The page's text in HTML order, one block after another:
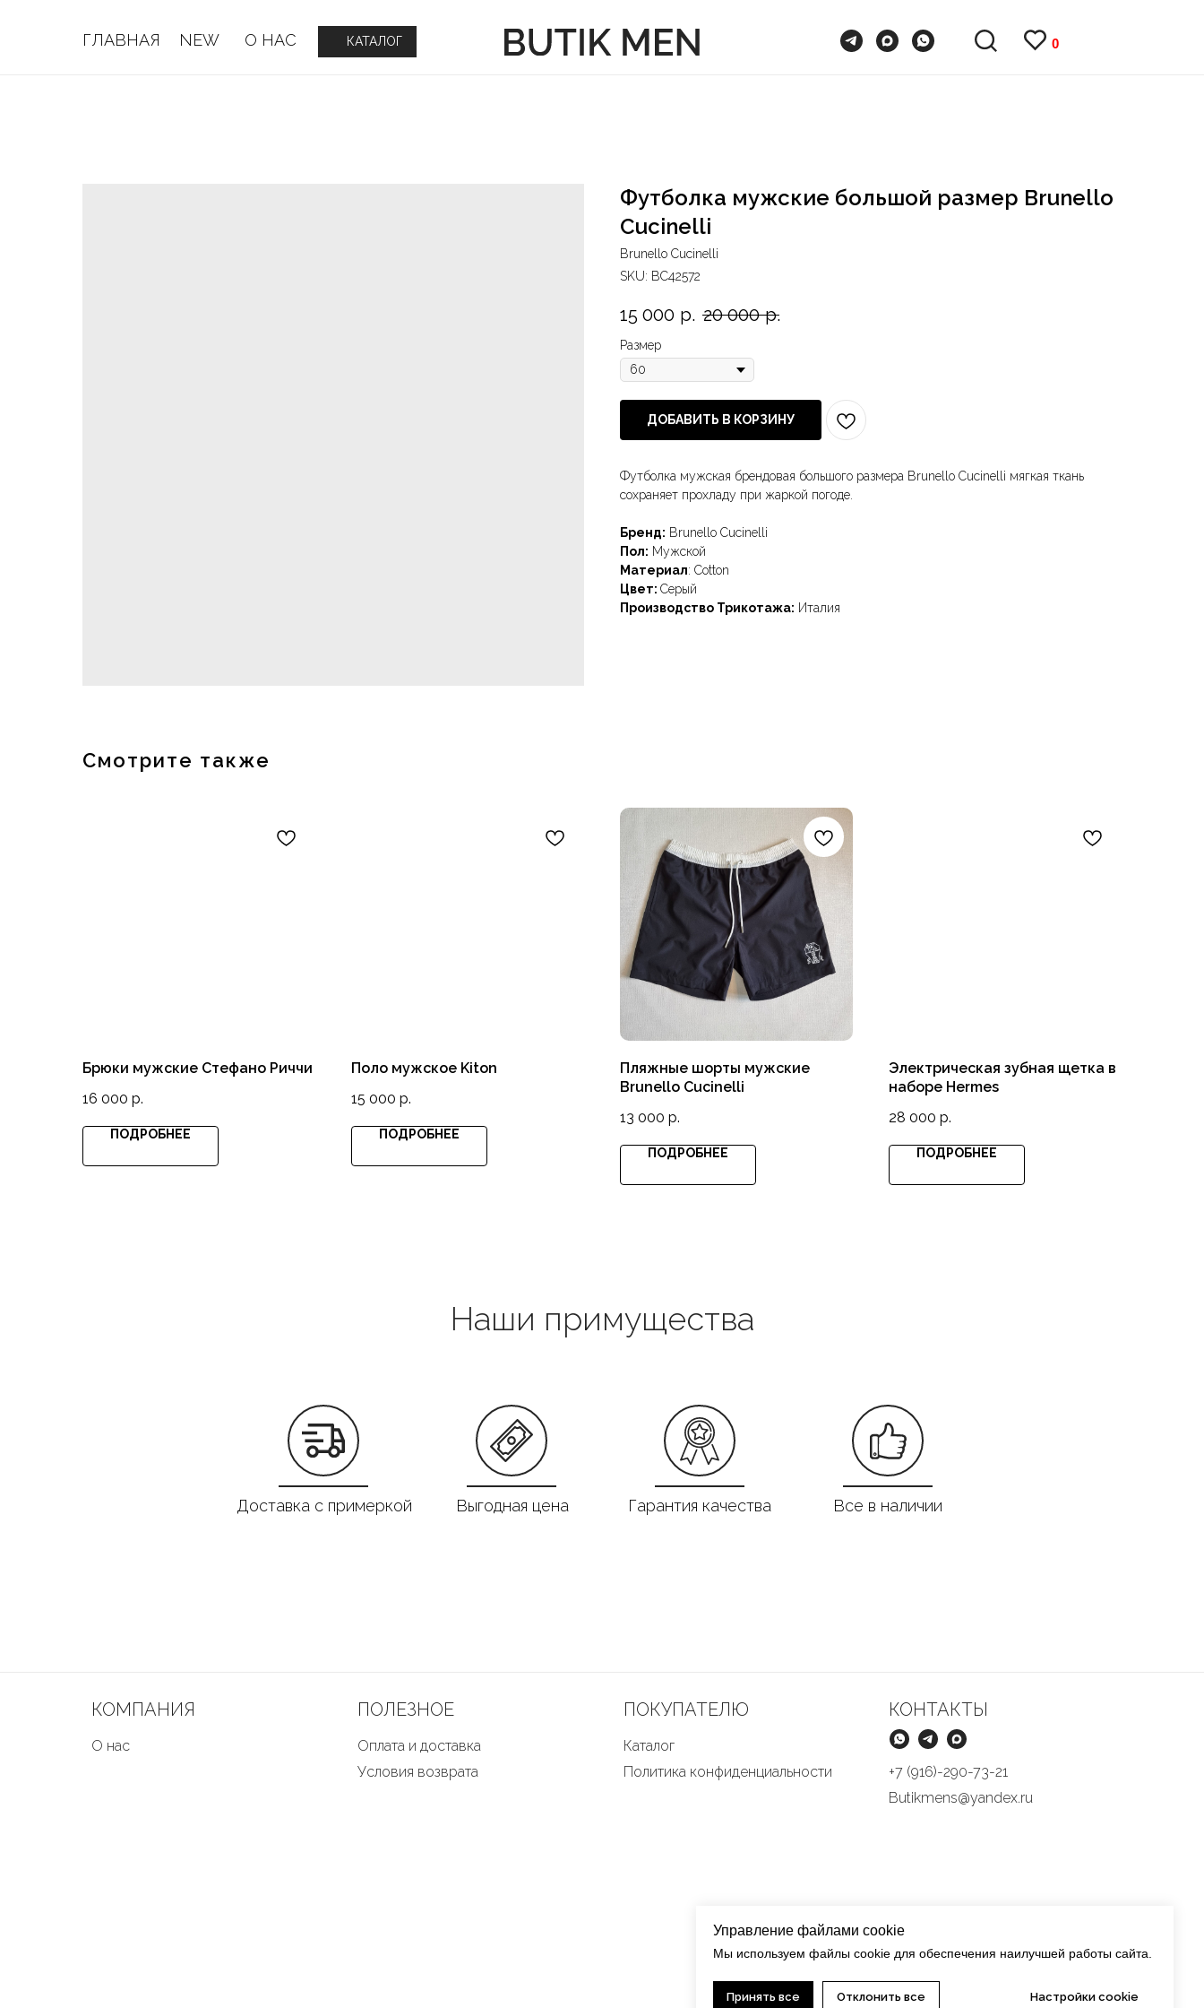
0
NEW О НАС
ГЛАВНАЯ КАТАЛОГ 0
NEW О НАС
ГЛАВНАЯ КАТАЛОГ
Футболка мужские большой размер Brunello
Cucinelli
Brunello Cucinelli
SKU: BC42572
15 000 р. 20 000 р.
Размер
ДОБАВИТЬ В КОРЗИНУ
Футболка мужская брендовая большого размера Brunello Cucinelli мягкая ткань
сохраняет прохладу при жаркой погоде.
Бренд: Brunello Cucinelli
Пол: Мужской
Материал: Cotton
Цвет: Серый
Производство Трикотажа: Италия
Смотрите также
Брюки мужские Стефано Риччи
16 000 р.
ПОДРОБНЕЕ
Поло мужское Kiton
15 000 р.
ПОДРОБНЕЕ
Пляжные шорты мужские
Brunello Cucinelli
13 000 р.
ПОДРОБНЕЕ
Электрическая зубная щетка в
наборе Hermes
28 000 р.
ПОДРОБНЕЕ
Доставка с примеркой Выгодная цена Гарантия качества Все в наличии
Наши примущества
КОМПАНИЯ
О нас
ПОЛЕЗНОЕ
Оплата и доставка
Условия возврата
ПОКУПАТЕЛЮ
Каталог
Политика конфиденциальности
КОНТАКТЫ
Butikmens@yandex.ru
+7 (916)-290-73-21
Управление файлами cookie
Мы используем файлы cookie для обеспечения наилучшей работы сайта.
Принять все Отклонить все Настройки cookie